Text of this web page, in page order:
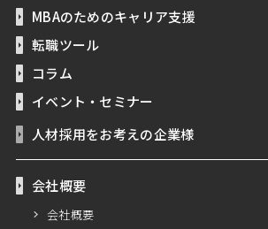
MBAのためのキャリア支援
転職ツール
コラム
イベント・セミナー
人材採用をお考えの企業様
会社概要
会社概要